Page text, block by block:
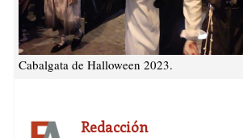
Cabalgata de Halloween 2023.
Redacción